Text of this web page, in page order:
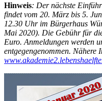
Hinweis: Der nächste
findet vom 20. März bis 5.
12.30 Uhr im Bürgerhaus
Mai 2020). Die Gebühr für
Euro. Anmeldungen werden
entgegengenommen. Nähere